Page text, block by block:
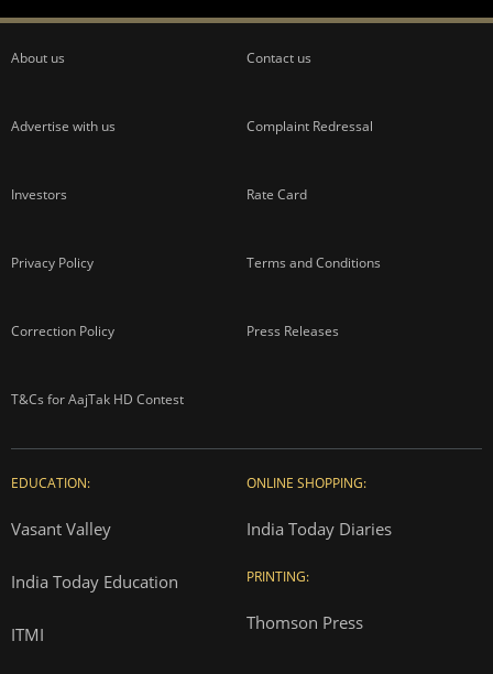
About us Contact us
Advertise with us Complaint Redressal
Investors Rate Card
Privacy Policy Terms and Conditions
Correction Policy Press Releases
T&Cs for AajTak HD Contest
EDUCATION:
Vasant Valley
India Today Education
ITMI
ONLINE SHOPPING:
India Today Diaries
PRINTING:
Thomson Press